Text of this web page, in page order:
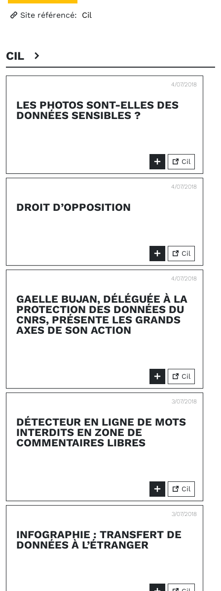
Site référencé: Cil
CIL
4/07/2018
LES PHOTOS SONT-ELLES DES
DONNÉES SENSIBLES ?
Cil
4/07/2018
DROIT D’OPPOSITION
Cil
4/07/2018
GAELLE BUJAN, DÉLÉGUÉE À LA
PROTECTION DES DONNÉES DU
CNRS, PRÉSENTE LES GRANDS
AXES DE SON ACTION
Cil
3/07/2018
DÉTECTEUR EN LIGNE DE MOTS
INTERDITS EN ZONE DE
COMMENTAIRES LIBRES
Cil
3/07/2018
INFOGRAPHIE : TRANSFERT DE
DONNÉES À L’ÉTRANGER